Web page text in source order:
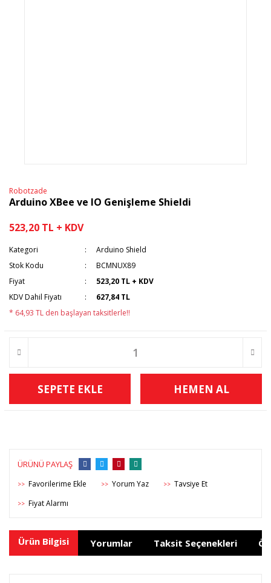
Robotzade
Arduino XBee ve IO Genişleme Shieldi
523,20 TL + KDV
Kategori
Arduino Shield
Stok Kodu
BCMNUX89
Fiyat
523,20 TL + KDV
KDV Dahil Fiyatı
627,84 TL
* 64,93 TL den başlayan taksitlerle!!
SEPETE EKLE HEMEN AL
ÜRÜNÜ PAYLAŞ
>> >> Yorum Yaz >> Tavsiye Et
>> Fiyat Alarmı
Ürün Bilgisi Yorumlar Taksit Seçenekleri